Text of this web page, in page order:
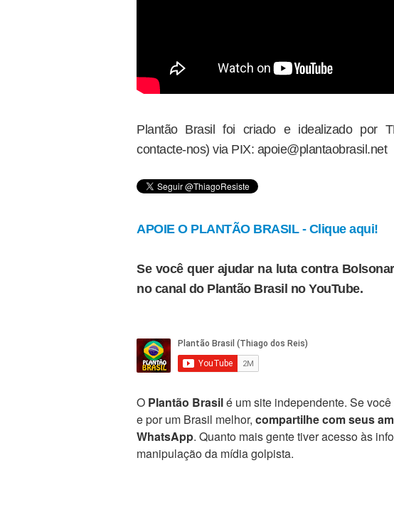
Plantão Brasil foi criado e idealizado por
contacte-nos) via PIX: apoie@plantaobrasil.net
APOIE O PLANTÃO BRASIL - Clique aqui!
Se você quer ajudar na luta contra
no canal do Plantão Brasil no YouTube.
O Plantão Brasilé um site independente. Se
e por um Brasil melhor, compartilhe com seus
WhatsApp. Quanto mais gente tiver acesso às
manipulação da mídia golpista.